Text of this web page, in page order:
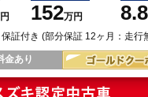
152万円 8.8
証付き (部分保証 12ヶ月：走行
金あり